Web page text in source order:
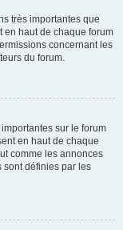
très importantes que
en haut de chaque forum
concernant les
du forum.
sur le forum
en haut de chaque
comme les annonces
sont définies par les